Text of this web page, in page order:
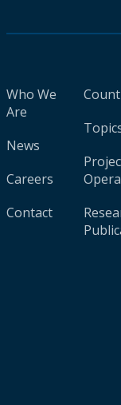
Who We
Are
News
Careers
Contact